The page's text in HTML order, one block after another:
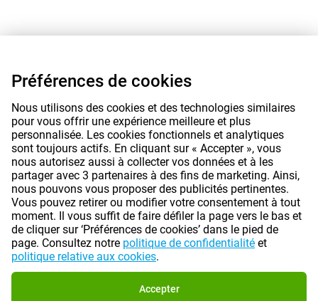
Préférences de cookies
Nous utilisons des cookies et des technologies similaires
pour vous offrir une expérience meilleure et plus
personnalisée. Les cookies fonctionnels et analytiques
sont toujours actifs. En cliquant sur « Accepter », vous
nous autorisez aussi à collecter vos données et à les
partager avec 3 partenaires à des fins de marketing. Ainsi,
nous pouvons vous proposer des publicités pertinentes.
Vous pouvez retirer ou modifier votre consentement à tout
moment. Il vous suffit de faire défiler la page vers le bas et
de cliquer sur ‘Préférences de cookies’ dans le pied de
page. Consultez notre politique de confidentialité et
politique relative aux cookies.
Accepter